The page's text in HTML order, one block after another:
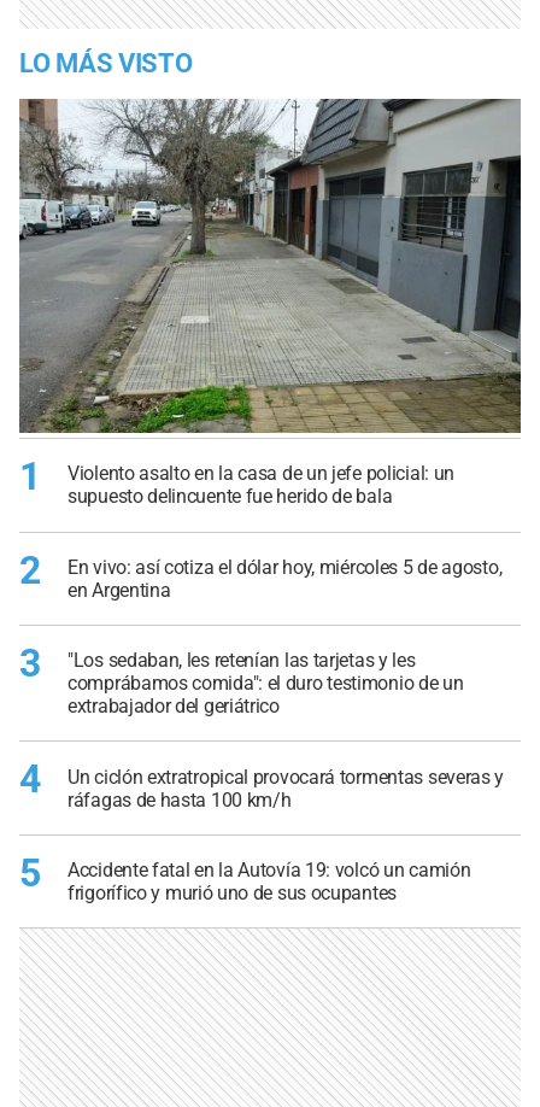
LO MÁS VISTO
1
Violento asalto en la casa de un jefe policial: un
supuesto delincuente fue herido de bala
2
En vivo: así cotiza el dólar hoy, miércoles 5 de agosto,
en Argentina
3
"Los sedaban, les retenían las tarjetas y les
comprábamos comida": el duro testimonio de un
extrabajador del geriátrico
4
Un ciclón extratropical provocará tormentas severas y
ráfagas de hasta 100 km/h
5
Accidente fatal en la Autovía 19: volcó un camión
frigorífico y murió uno de sus ocupantes